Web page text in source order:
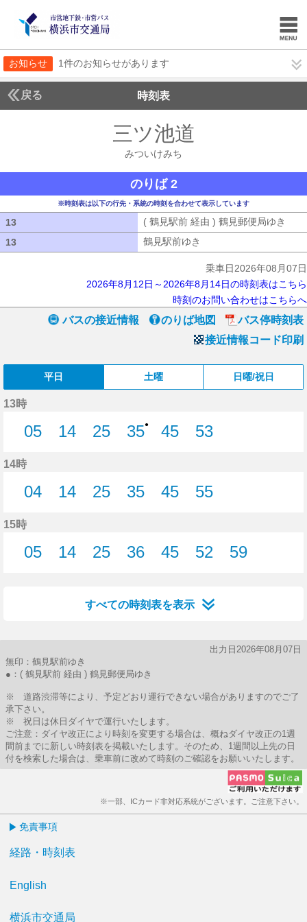
お知らせ 1件のお知らせがあります
戻る 時刻表
三ツ池道
みついけみち
のりば 2
※時刻表は以下の行先・系統の時刻を合わせて表示しています
13 ( 鶴見駅前 経由 ) 鶴見郵便局ゆき
13
鶴見駅前ゆき
乗車日2026年08月07日
2026年8月12日～2026年8月14日の時刻表はこちら
時刻のお問い合わせはこちらへ
バスの接近情報 のりば地図
バス停時刻表
接近情報コード印刷
平日 土曜 日曜/祝日
13時
05
14
25
35●
45
53
14時
04
14
25
35
45
55
15時
05
14
25
36
45
52
59
すべての時刻表を表示
出力日2026年08月07日
無印：鶴見駅前ゆき
●：( 鶴見駅前 経由 ) 鶴見郵便局ゆき
※ 道路渋滞等により、予定どおり運行できない場合がありますのでご了
承下さい。
※ 祝日は休日ダイヤで運行いたします。
ご注意：ダイヤ改正により時刻を変更する場合は、概ねダイヤ改正の1週
間前までに新しい時刻表を掲載いたします。そのため、1週間以上先の日
付を検索した場合は、乗車前に改めて時刻のご確認をお願いいたします。
※一部、ICカード非対応系統がございます。ご注意下さい。
免責事項
経路・時刻表
English
横浜市交通局